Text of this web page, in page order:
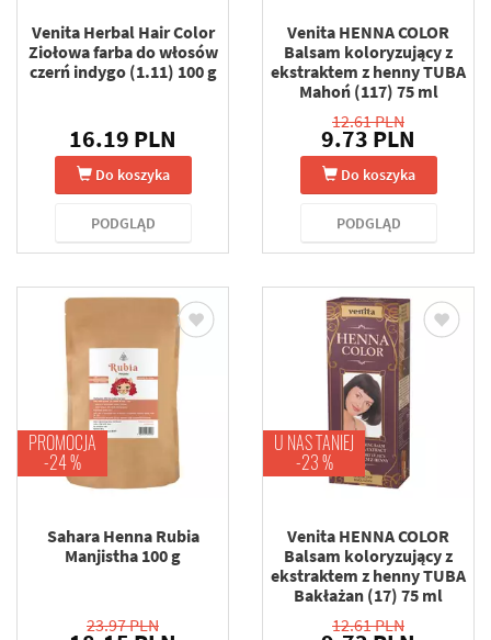
Venita Herbal Hair Color
Ziołowa farba do włosów
czerń indygo (1.11) 100 g
16.19 PLN
Do koszyka
PODGLĄD
Venita HENNA COLOR
Balsam koloryzujący z
ekstraktem z henny TUBA
Mahoń (117) 75 ml
12.61 PLN
9.73 PLN
Do koszyka
PODGLĄD
PROMOCJA
-24 %
Sahara Henna Rubia
Manjistha 100 g
23.97 PLN
U NAS TANIEJ
-23 %
Venita HENNA COLOR
Balsam koloryzujący z
ekstraktem z henny TUBA
Bakłażan (17) 75 ml
12.61 PLN